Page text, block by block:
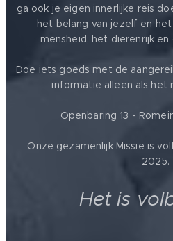
ga ook je eigen innerlijke reis
het belang van jezelf en
mensheid, het dierenrijk
Doe iets goeds met de
informatie alleen als het
Openbaring 13 -
Onze gezamenlijk Missie is
2025.
Het is